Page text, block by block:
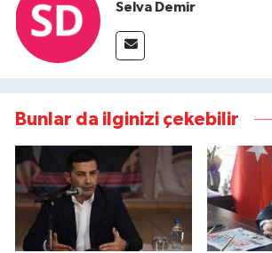
Selva Demir
Bunlar da ilginizi çekebilir